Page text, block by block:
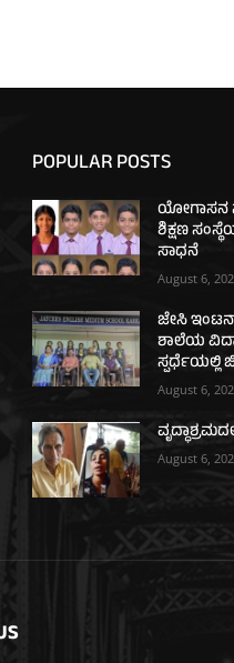
POPULAR POSTS
ಯೋಗಾಸನ
ಶಿಕ್ಷಣ
ಸಾಧನೆ
August 6,
ಜೇಸಿ
ಶಾಲೆಯ
ಸ್ಪರ್ಧೆಯಲ್ಲಿ
August 6,
August 6,